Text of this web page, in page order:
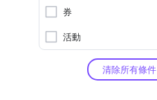
券
活動
清除所有條件